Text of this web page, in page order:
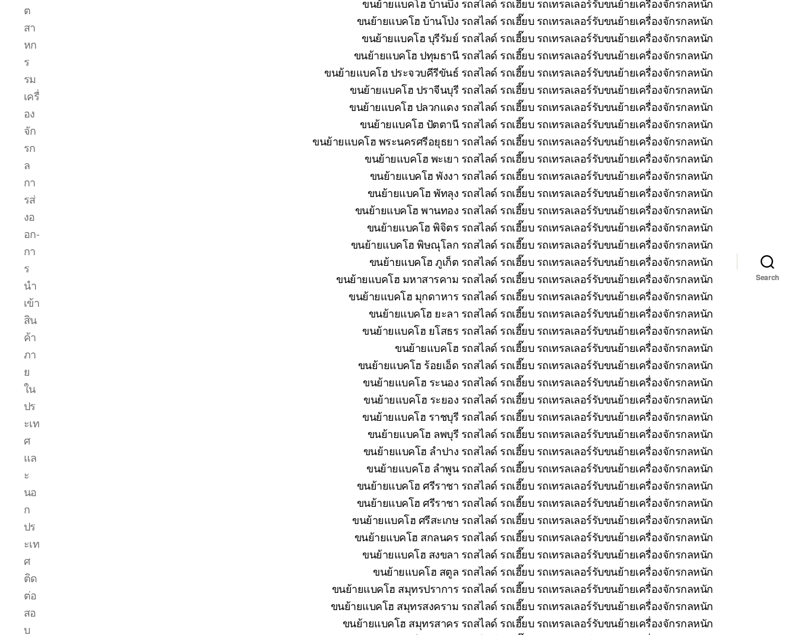
ต
สา
หก
ร
รม
เครื่
อง
จัก
รก
ล
กา
รส่
งอ
อก-
กา
ร
นำ
เข้า
สิน
ค้า
ภา
ย
ใน
ปร
ะเท
ศ
แล
ะ
นอ
ก
ปร
ะเท
ศ
ติด
ต่อ
สอ
บ
ขนย้ายแบคโฮ บ้านโป่ง รถสไลด์ รถเฮี๊ยบ รถเทรลเลอร์รับขนย้ายเครื่องจักรกลหนัก
ขนย้ายแบคโฮ บุรีรัมย์ รถสไลด์ รถเฮี๊ยบ รถเทรลเลอร์รับขนย้ายเครื่องจักรกลหนัก
ขนย้ายแบคโฮ ปทุมธานี รถสไลด์ รถเฮี๊ยบ รถเทรลเลอร์รับขนย้ายเครื่องจักรกลหนัก
ขนย้ายแบคโฮ ประจวบคีรีขันธ์ รถสไลด์ รถเฮี๊ยบ รถเทรลเลอร์รับขนย้ายเครื่องจักรกลหนัก
ขนย้ายแบคโฮ ปราจีนบุรี รถสไลด์ รถเฮี๊ยบ รถเทรลเลอร์รับขนย้ายเครื่องจักรกลหนัก
ขนย้ายแบคโฮ ปลวกแดง รถสไลด์ รถเฮี๊ยบ รถเทรลเลอร์รับขนย้ายเครื่องจักรกลหนัก
ขนย้ายแบคโฮ ปัตตานี รถสไลด์ รถเฮี๊ยบ รถเทรลเลอร์รับขนย้ายเครื่องจักรกลหนัก
ขนย้ายแบคโฮ พระนครศรีอยุธยา รถสไลด์ รถเฮี๊ยบ รถเทรลเลอร์รับขนย้ายเครื่องจักรกลหนัก
ขนย้ายแบคโฮ พะเยา รถสไลด์ รถเฮี๊ยบ รถเทรลเลอร์รับขนย้ายเครื่องจักรกลหนัก
ขนย้ายแบคโฮ พังงา รถสไลด์ รถเฮี๊ยบ รถเทรลเลอร์รับขนย้ายเครื่องจักรกลหนัก
ขนย้ายแบคโฮ พัทลุง รถสไลด์ รถเฮี๊ยบ รถเทรลเลอร์รับขนย้ายเครื่องจักรกลหนัก
ขนย้ายแบคโฮ พานทอง รถสไลด์ รถเฮี๊ยบ รถเทรลเลอร์รับขนย้ายเครื่องจักรกลหนัก
ขนย้ายแบคโฮ พิจิตร รถสไลด์ รถเฮี๊ยบ รถเทรลเลอร์รับขนย้ายเครื่องจักรกลหนัก
ขนย้ายแบคโฮ พิษณุโลก รถสไลด์ รถเฮี๊ยบ รถเทรลเลอร์รับขนย้ายเครื่องจักรกลหนัก
ขนย้ายแบคโฮ ภูเก็ต รถสไลด์ รถเฮี๊ยบ รถเทรลเลอร์รับขนย้ายเครื่องจักรกลหนัก
ขนย้ายแบคโฮ มหาสารคาม รถสไลด์ รถเฮี๊ยบ รถเทรลเลอร์รับขนย้ายเครื่องจักรกลหนัก
ขนย้ายแบคโฮ มุกดาหาร รถสไลด์ รถเฮี๊ยบ รถเทรลเลอร์รับขนย้ายเครื่องจักรกลหนัก
ขนย้ายแบคโฮ ยะลา รถสไลด์ รถเฮี๊ยบ รถเทรลเลอร์รับขนย้ายเครื่องจักรกลหนัก
ขนย้ายแบคโฮ ยโสธร รถสไลด์ รถเฮี๊ยบ รถเทรลเลอร์รับขนย้ายเครื่องจักรกลหนัก
ขนย้ายแบคโฮ รถสไลด์ รถเฮี๊ยบ รถเทรลเลอร์รับขนย้ายเครื่องจักรกลหนัก
ขนย้ายแบคโฮ ร้อยเอ็ด รถสไลด์ รถเฮี๊ยบ รถเทรลเลอร์รับขนย้ายเครื่องจักรกลหนัก
ขนย้ายแบคโฮ ระนอง รถสไลด์ รถเฮี๊ยบ รถเทรลเลอร์รับขนย้ายเครื่องจักรกลหนัก
ขนย้ายแบคโฮ ระยอง รถสไลด์ รถเฮี๊ยบ รถเทรลเลอร์รับขนย้ายเครื่องจักรกลหนัก
ขนย้ายแบคโฮ ราชบุรี รถสไลด์ รถเฮี๊ยบ รถเทรลเลอร์รับขนย้ายเครื่องจักรกลหนัก
ขนย้ายแบคโฮ ลพบุรี รถสไลด์ รถเฮี๊ยบ รถเทรลเลอร์รับขนย้ายเครื่องจักรกลหนัก
ขนย้ายแบคโฮ ลำปาง รถสไลด์ รถเฮี๊ยบ รถเทรลเลอร์รับขนย้ายเครื่องจักรกลหนัก
ขนย้ายแบคโฮ ลำพูน รถสไลด์ รถเฮี๊ยบ รถเทรลเลอร์รับขนย้ายเครื่องจักรกลหนัก
ขนย้ายแบคโฮ ศรีราชา รถสไลด์ รถเฮี๊ยบ รถเทรลเลอร์รับขนย้ายเครื่องจักรกลหนัก
ขนย้ายแบคโฮ ศรีราชา รถสไลด์ รถเฮี๊ยบ รถเทรลเลอร์รับขนย้ายเครื่องจักรกลหนัก
ขนย้ายแบคโฮ ศรีสะเกษ รถสไลด์ รถเฮี๊ยบ รถเทรลเลอร์รับขนย้ายเครื่องจักรกลหนัก
ขนย้ายแบคโฮ สกลนคร รถสไลด์ รถเฮี๊ยบ รถเทรลเลอร์รับขนย้ายเครื่องจักรกลหนัก
ขนย้ายแบคโฮ สงขลา รถสไลด์ รถเฮี๊ยบ รถเทรลเลอร์รับขนย้ายเครื่องจักรกลหนัก
ขนย้ายแบคโฮ สตูล รถสไลด์ รถเฮี๊ยบ รถเทรลเลอร์รับขนย้ายเครื่องจักรกลหนัก
ขนย้ายแบคโฮ สมุทรปราการ รถสไลด์ รถเฮี๊ยบ รถเทรลเลอร์รับขนย้ายเครื่องจักรกลหนัก
ขนย้ายแบคโฮ สมุทรสงคราม รถสไลด์ รถเฮี๊ยบ รถเทรลเลอร์รับขนย้ายเครื่องจักรกลหนัก
ขนย้ายแบคโฮ สมุทรสาคร รถสไลด์ รถเฮี๊ยบ รถเทรลเลอร์รับขนย้ายเครื่องจักรกลหนัก
Search